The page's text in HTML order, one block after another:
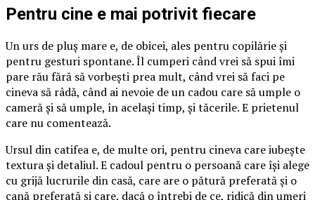
Pentru cine e mai potrivit fiecare
Un urs de pluș mare e, de obicei, ales pentru copilărie și
pentru gesturi spontane. Îl cumperi când vrei să spui îmi
pare rău fără să vorbești prea mult, când vrei să faci pe
cineva să râdă, când ai nevoie de un cadou care să umple o
cameră și să umple, în același timp, și tăcerile. E prietenul
care nu comentează.
Ursul din catifea e, de multe ori, pentru cineva care iubește
textura și detaliul. E cadoul pentru o persoană care își alege
cu grijă lucrurile din casă, care are o pătură preferată și o
cană preferată și care, dacă o întrebi de ce, ridică din umeri